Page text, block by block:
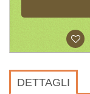
DETTAGLI